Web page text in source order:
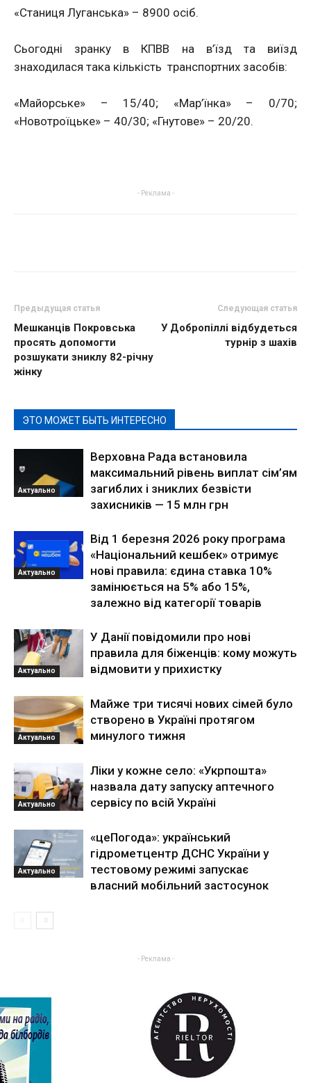
«Станиця Луганська» – 8900 осіб.
Сьогодні зранку в КПВВ на в’їзд та виїзд
знаходилася така кількість транспортних засобів:
«Майорське» – 15/40; «Мар’їнка» – 0/70;
«Новотроїцьке» – 40/30; «Гнутове» – 20/20.
- Реклама -
Предыдущая статья
Мешканців Покровська
просять допомогти
розшукати зниклу 82-річну
жінку
Следующая статья
У Добропіллі відбудеться
турнір з шахів
ЭТО МОЖЕТ БЫТЬ ИНТЕРЕСНО
Актуально
Верховна Рада встановила
максимальний рівень виплат сім’ям
загиблих і зниклих безвісти
захисників — 15 млн грн
Актуально
Від 1 березня 2026 року програма
«Національний кешбек» отримує
нові правила: єдина ставка 10%
замінюється на 5% або 15%,
залежно від категорії товарів
Актуально
У Данії повідомили про нові
правила для біженців: кому можуть
відмовити у прихистку
Актуально
Майже три тисячі нових сімей було
створено в Україні протягом
минулого тижня
Актуально
Ліки у кожне село: «Укрпошта»
назвала дату запуску аптечного
сервісу по всій Україні
Актуально
«цеПогода»: український
гідрометцентр ДСНС України у
тестовому режимі запускає
власний мобільний застосунок
- Реклама -